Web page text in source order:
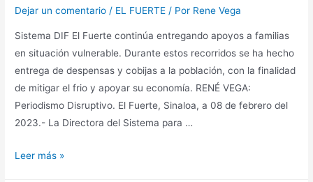
Dejar un comentario / EL FUERTE / Por Rene Vega
Sistema DIF El Fuerte continúa entregando apoyos a familias
en situación vulnerable. Durante estos recorridos se ha hecho
entrega de despensas y cobijas a la población, con la finalidad
de mitigar el frio y apoyar su economía. RENÉ VEGA:
Periodismo Disruptivo. El Fuerte, Sinaloa, a 08 de febrero del
2023.- La Directora del Sistema para …
Leer más »